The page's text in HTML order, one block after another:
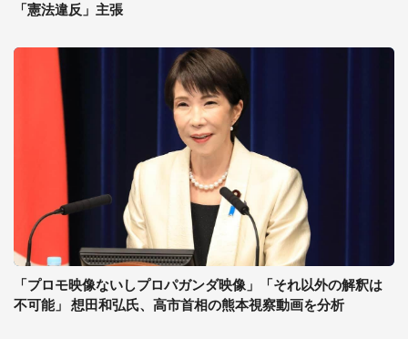
「憲法違反」主張
「プロモ映像ないしプロパガンダ映像」「それ以外の解釈は
不可能」 想田和弘氏、高市首相の熊本視察動画を分析